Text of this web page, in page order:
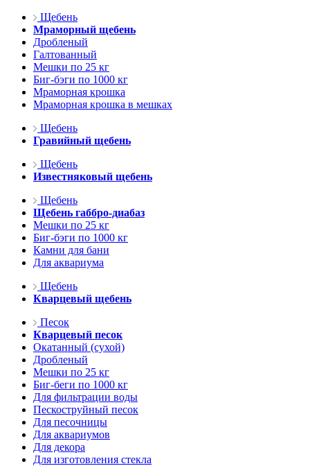
Щебень
Мраморный щебень
Дробленый
Галтованный
Мешки по 25 кг
Биг-бэги по 1000 кг
Мраморная крошка
Мраморная крошка в мешках
Щебень
Гравийный щебень
Щебень
Известняковый щебень
Щебень
Щебень габбро-диабаз
Мешки по 25 кг
Биг-бэги по 1000 кг
Камни для бани
Для аквариума
Щебень
Кварцевый щебень
Песок
Кварцевый песок
Окатанный (сухой)
Дробленый
Мешки по 25 кг
Биг-беги по 1000 кг
Для фильтрации воды
Пескоструйный песок
Для песочницы
Для аквариумов
Для декора
Для изготовления стекла